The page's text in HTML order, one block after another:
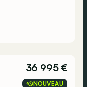
36 995 €
NOUVEAU